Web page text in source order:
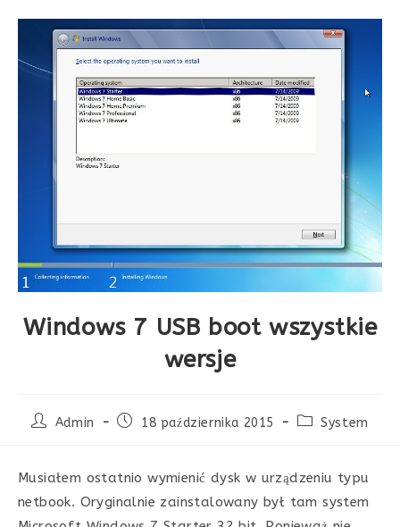
Windows 7 USB boot wszystkie
wersje
PostAdmin
Post18 października 2015
PostSystem
Musiałem ostatnio wymienić dysk w urządzeniu typu
netbook. Oryginalnie zainstalowany był tam system